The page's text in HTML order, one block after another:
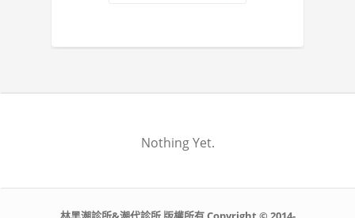
Nothing Yet.